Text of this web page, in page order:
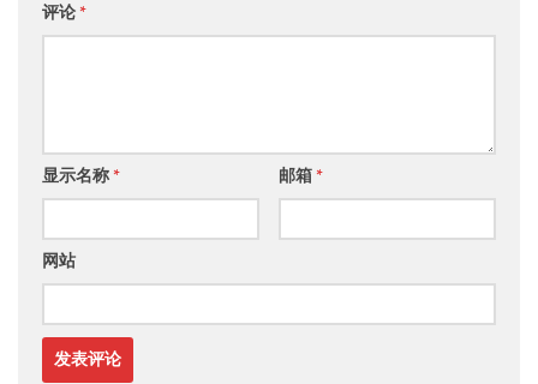
评论*
显示名称* 邮箱*
网站